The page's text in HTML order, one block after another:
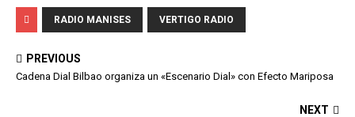
RADIO MANISES VERTIGO RADIO
PREVIOUS
Cadena Dial Bilbao organiza un «Escenario Dial» con Efecto Mariposa
NEXT